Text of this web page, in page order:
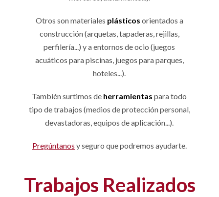
Otros son materiales plásticos orientados a
construcción (arquetas, tapaderas, rejillas,
perfilería...) y a entornos de ocio (juegos
acuáticos para piscinas, juegos para parques,
hoteles...).
También surtimos de herramientas para todo
tipo de trabajos (medios de protección personal,
devastadoras, equipos de aplicación...).
Pregúntanos y seguro que podremos ayudarte.
Trabajos Realizados